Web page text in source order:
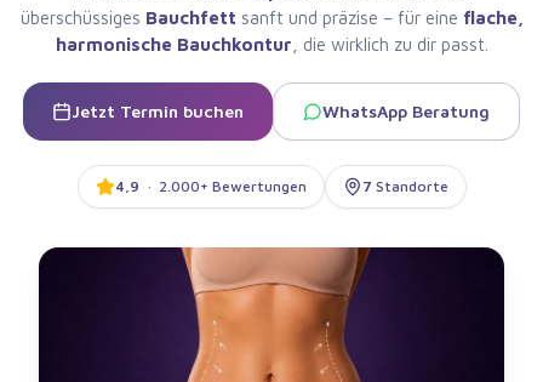
überschüssiges Bauchfett sanft und präzise – für eine flache,
harmonische Bauchkontur , die wirklich zu dir passt.
Jetzt Termin buchen WhatsApp Beratung
4,9 · 2.000+ Bewertungen 7 Standorte